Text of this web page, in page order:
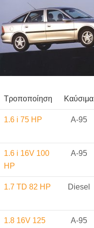
Τροποποίηση Καύσιμα
1.6 i 75 HP A-95
1.6 i 16V 100
HP
A-95
1.7 TD 82 HP Diesel
1.8 16V 125
A-95